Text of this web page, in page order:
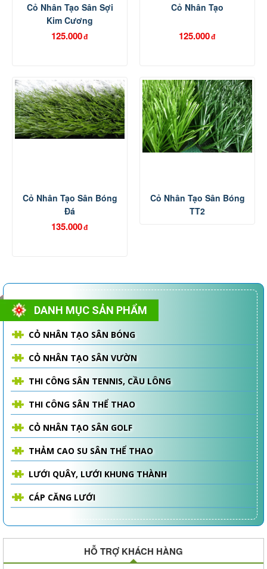
Cỏ Nhân Tạo Sân Sợi
Kim Cương
125.000đ
Cỏ Nhân Tạo
125.000đ
Cỏ Nhân Tạo Sân Bóng
Đá
135.000đ
Cỏ Nhân Tạo Sân Bóng
TT2
DANH MỤC SẢN PHẨM
CỎ NHÂN TẠO SÂN BÓNG
CỎ NHÂN TẠO SÂN VƯỜN
THI CÔNG SÂN TENNIS, CẦU LÔNG
THI CÔNG SÂN THỂ THAO
CỎ NHÂN TẠO SÂN GOLF
THẢM CAO SU SÂN THỂ THAO
LƯỚI QUÂY, LƯỚI KHUNG THÀNH
CÁP CĂNG LƯỚI
HỖ TRỢ KHÁCH HÀNG